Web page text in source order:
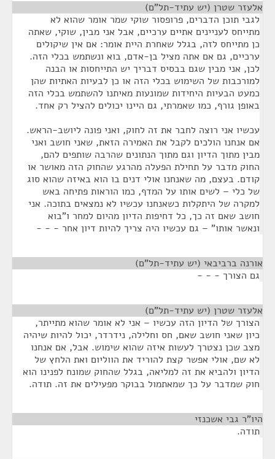
אלעזר שטרן (יש עתיד-תל"ם)
לגבי תוכן הדברים, פרופסור שוקי שמר אומר שהוא לא
מתייחס לעניינים אתיים ערכיים, אבל אני מבין, שוקי, שאתה
כן מתייחס לזה, בגלל שאחרת היית אומר: אם אין שיקולים
ערכיים, גם אם אתה מציל בן-אדם, בוא ונשתמש בכלי הזה.
לכן, אני מבין שגם בבסיס דבריך יש התייחסות או הבנה
למורכבות של השימוש בכלי הזה או כן לבעיות האתיות שהן
כמעט הבעיות היחידות שמונעות מאיתנו להשתמש בכלי הזה
באופן גורף, כמו שאמרתי, גם היינו יכולים להציל רק אחד.
עכשיו אני רוצה לחבר את זה לחוק, ואני פונה ליושב-הראש.
אם אנחנו הולכים לקבל את האמירה הזאת, שאני חושב ואני
מבין מתוך הדיון וגם מתוך הנתונים שהרבה שותפים להם,
החוק מדבר על תחילת הפעלה מהרגע שהחוק הזה מאושר או
קודם. בעצם, מה שאנחנו אולי דנים בו הוא באיזה שהוא סוג
של כלי – לשים אותו על המדף, כמו הוראות פתיחה באש
למקרה של היתקלות כשאנחנו עכשיו לא נמצאים בתוכה. אני
חושב שאם זה כך, כל דחיפות הדיון מהיום למחר ו"בוא
ונאשר אותו" – גם עכשיו היה צריך להיות דיון אחר - - -
אורנה ברביבאי (יש עתיד-תל"ם)
גם הצורך - - -
אלעזר שטרן (יש עתיד-תל"ם)
הצורך של הדיון הזה עכשיו – אני לא אומר שהוא מתייתר,
כיון שאני חושב שאם, חס וחלילה, נידרדר, יכול להיות שיהיה
מצב שכן נצטרך לעשות איזה שהוא שימוש. אבל, אם אנחנו
לא שם, אולי אפשר קצת להוריד את הווליום ואת הלחץ של
הדיון ולהביא את זה למליאה, בגלל שהחוק שמונח לפנינו הוא
חוק שמדבר על כך שמאתמול בבוקר מפעילים את זה. תודה.
היו"ר גבי אשכנזי
תודה.